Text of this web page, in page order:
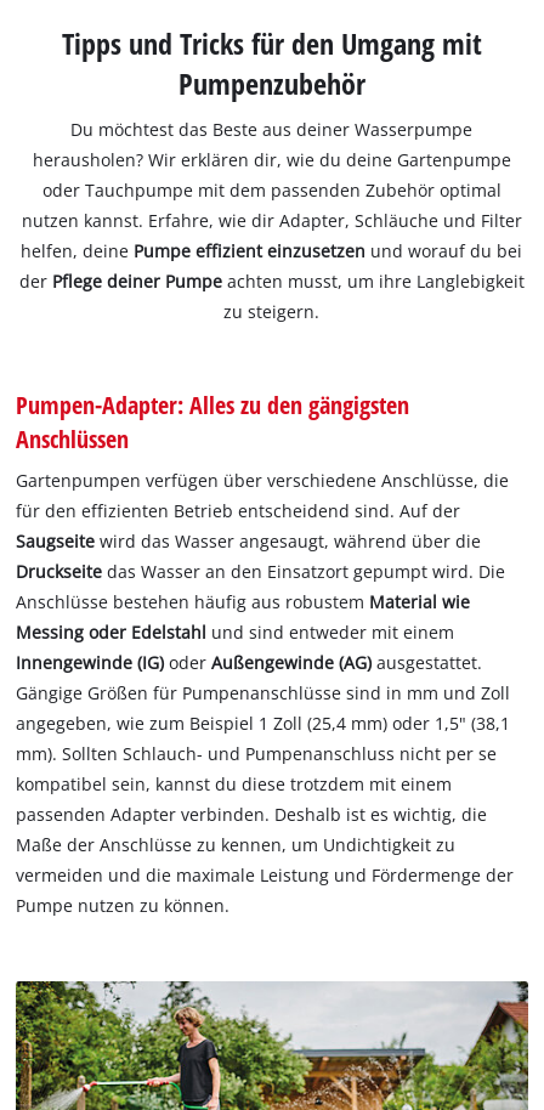
Tipps und Tricks für den Umgang mit
Pumpenzubehör
Du möchtest das Beste aus deiner Wasserpumpe
herausholen? Wir erklären dir, wie du deine Gartenpumpe
oder Tauchpumpe mit dem passenden Zubehör optimal
nutzen kannst. Erfahre, wie dir Adapter, Schläuche und Filter
helfen, deine Pumpe effizient einzusetzen und worauf du bei
der Pflege deiner Pumpeachten musst, um ihre Langlebigkeit
zu steigern.
Pumpen-Adapter: Alles zu den gängigsten
Anschlüssen
Gartenpumpen verfügen über verschiedene Anschlüsse, die
für den effizienten Betrieb entscheidend sind. Auf der
Saugseitewird das Wasser angesaugt, während über die
Druckseitedas Wasser an den Einsatzort gepumpt wird. Die
Anschlüsse bestehen häufig aus robustem Material wie
Messing oder Edelstahl und sind entweder mit einem
Innengewinde (IG) oderAußengewinde (AG) ausgestattet.
Gängige Größen für Pumpenanschlüsse sind in mm und Zoll
angegeben, wie zum Beispiel 1 Zoll (25,4 mm) oder 1,5" (38,1
mm). Sollten Schlauch- und Pumpenanschluss nicht per se
kompatibel sein, kannst du diese trotzdem mit einem
passenden Adapter verbinden. Deshalb ist es wichtig, die
Maße der Anschlüsse zu kennen, um Undichtigkeit zu
vermeiden und die maximale Leistung und Fördermenge der
Pumpe nutzen zu können.